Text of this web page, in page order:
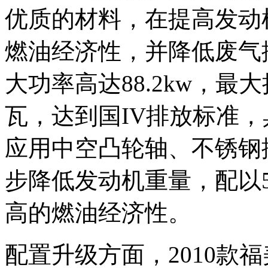
优质的材料，在提高发
燃油经济性，并降低废
大功率高达88.2kw，最
瓦，达到国IV排放标准
应用中空凸轮轴、不锈
步降低发动机重量，配
高的燃油经济性。
配置升级方面，2010款